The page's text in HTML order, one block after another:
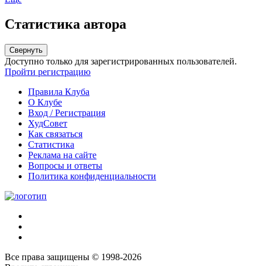
Статистика автора
Свернуть
Доступно только для зарегистрированных пользователей.
Пройти регистрацию
Правила Клуба
О Клубе
Вход / Регистрация
ХудСовет
Как связаться
Статистика
Реклама на сайте
Вопросы и ответы
Политика конфиденциальности
Все права защищены © 1998-2026